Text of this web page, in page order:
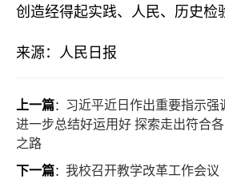
创造经得起实践、人民、历史检
来源：人民日报
上一篇： 习近平近日作出重要指示强
进一步总结好运用好 探索走出符合
之路
下一篇：我校召开教学改革工作会议